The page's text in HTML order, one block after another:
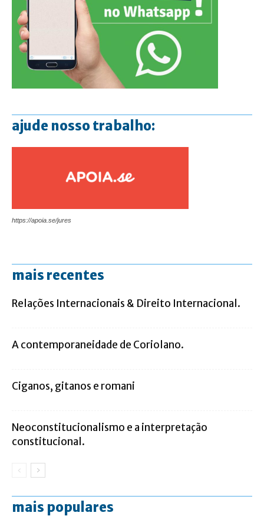
ajude nosso trabalho:
https://apoia.se/jures
mais recentes
Relações Internacionais & Direito Internacional.
A contemporaneidade de Coriolano.
Ciganos, gitanos e romani
Neoconstitucionalismo e a interpretação
constitucional.
mais populares